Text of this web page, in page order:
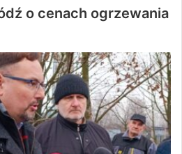
o cenach ogrzewania